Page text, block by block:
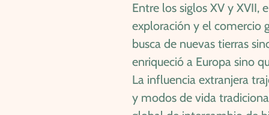
Entre los siglos XV y XVII,
exploración y el comercio
busca de nuevas tierras
enriqueció a Europa sino
La influencia extranjera
y modos de vida